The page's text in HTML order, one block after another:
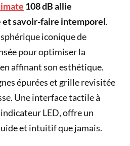
108 dB allie
savoir-faire intemporel.
iconique de
pour optimiser la
affinant son esthétique.
épurées et grille revisitée
Une interface tactile à
LED, offre un
et intuitif que jamais.